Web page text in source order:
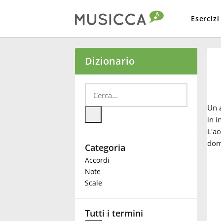
Esercizi
Български
Deutsch
Español
Dizionario
Categoria
Accordi
Note
Scale
Tutti i termini
Un
in